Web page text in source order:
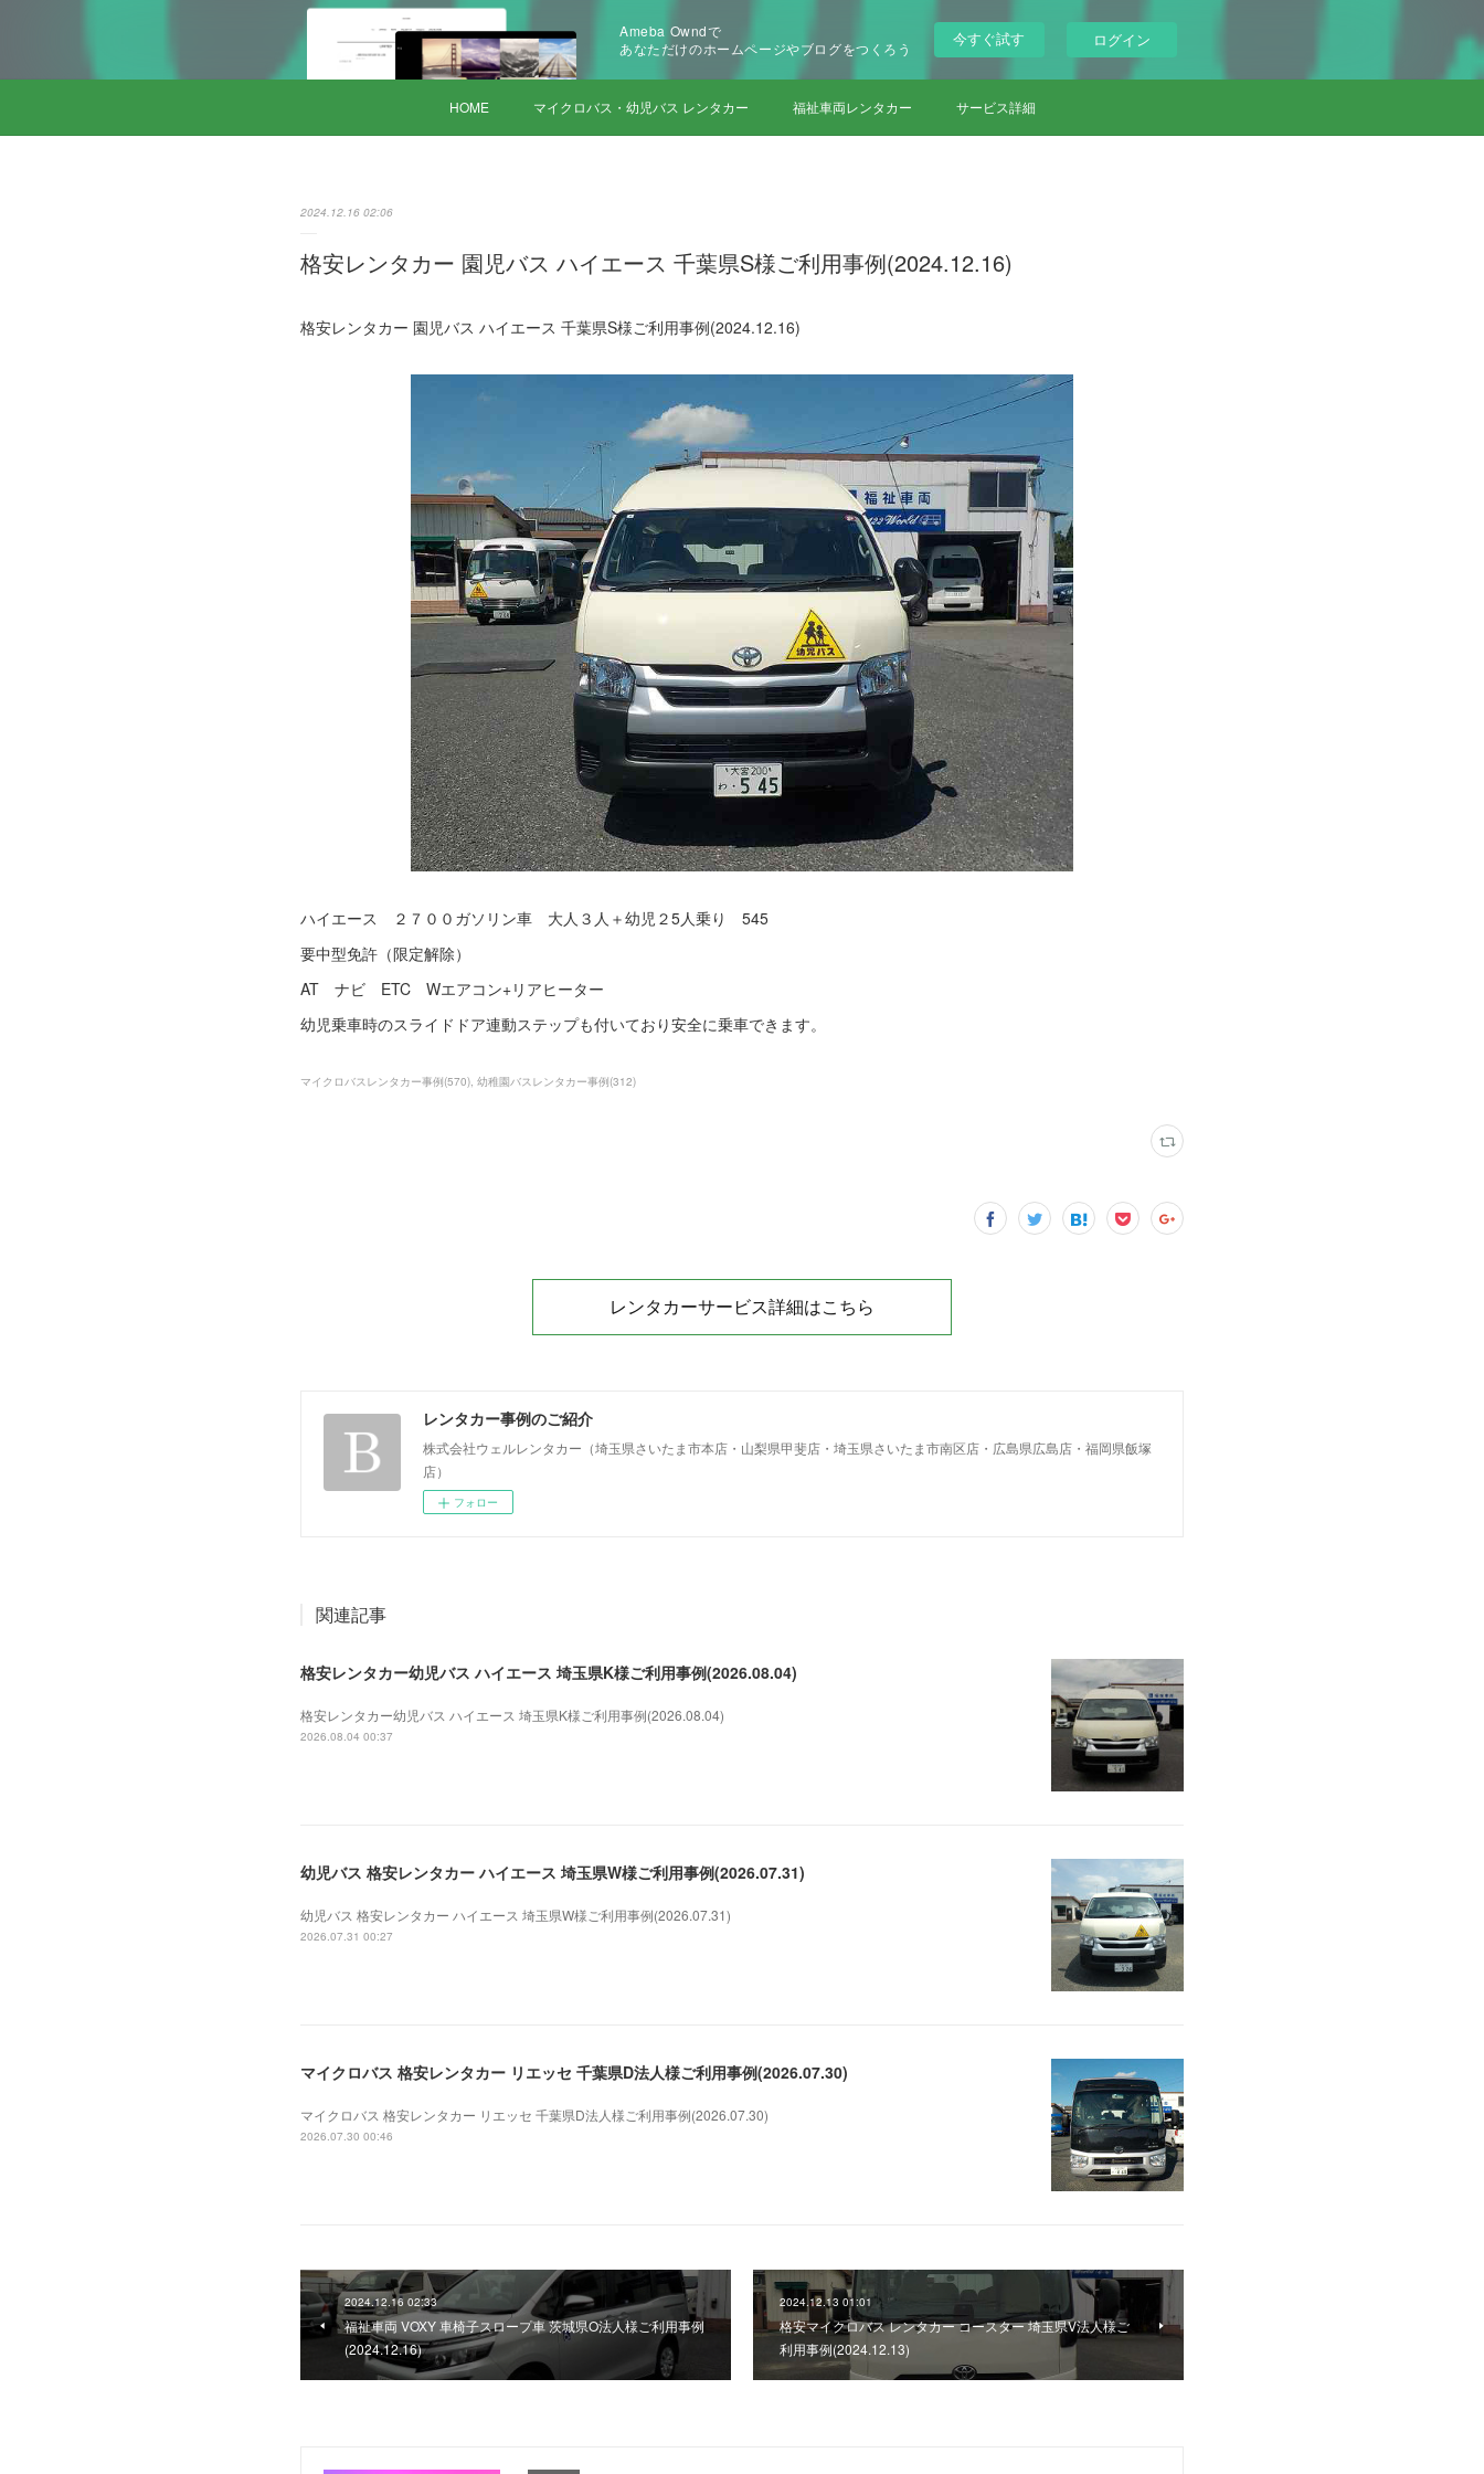
Ameba Owndで
あなただけのホームページやブログをつくろう
今すぐ試す ログイン
HOME マイクロバス・幼児バス レンタカー 福祉車両レンタカー サービス詳細
2024.12.16 02:06
格安レンタカー 園児バス ハイエース 千葉県S様ご利用事例(2024.12.16)
格安レンタカー 園児バス ハイエース 千葉県S様ご利用事例(2024.12.16)
ハイエース ２７００ガソリン車 大人３人＋幼児２5人乗り 545
要中型免許（限定解除）
AT ナビ ETC Wエアコン+リアヒーター
幼児乗車時のスライドドア連動ステップも付いており安全に乗車できます。
マイクロバスレンタカー事例(570) 幼稚園バスレンタカー事例(312)
レンタカーサービス詳細はこちら
レンタカー事例のご紹介
株式会社ウェルレンタカー（埼玉県さいたま市本店・山梨県甲斐店・埼玉県さいたま市南区店・広島県広島店・福岡県飯塚
店）
フォロー
関連記事
格安レンタカー幼児バス ハイエース 埼玉県K様ご利用事例(2026.08.04)
格安レンタカー幼児バス ハイエース 埼玉県K様ご利用事例(2026.08.04)
2026.08.04 00:37
幼児バス 格安レンタカー ハイエース 埼玉県W様ご利用事例(2026.07.31)
幼児バス 格安レンタカー ハイエース 埼玉県W様ご利用事例(2026.07.31)
2026.07.31 00:27
マイクロバス 格安レンタカー リエッセ 千葉県D法人様ご利用事例(2026.07.30)
マイクロバス 格安レンタカー リエッセ 千葉県D法人様ご利用事例(2026.07.30)
2026.07.30 00:46
2024.12.16 02:33
福祉車両 VOXY 車椅子スロープ車 茨城県O法人様ご利用事例
(2024.12.16)
2024.12.13 01:01
格安マイクロバス レンタカー コースター 埼玉県V法人様ご
利用事例(2024.12.13)